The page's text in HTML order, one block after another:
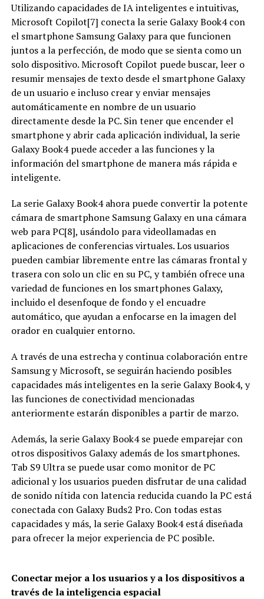
Utilizando capacidades de IA inteligentes e intuitivas,
Microsoft Copilot[7] conecta la serie Galaxy Book4 con
el smartphone Samsung Galaxy para que funcionen
juntos a la perfección, de modo que se sienta como un
solo dispositivo. Microsoft Copilot puede buscar, leer o
resumir mensajes de texto desde el smartphone Galaxy
de un usuario e incluso crear y enviar mensajes
automáticamente en nombre de un usuario
directamente desde la PC. Sin tener que encender el
smartphone y abrir cada aplicación individual, la serie
Galaxy Book4 puede acceder a las funciones y la
información del smartphone de manera más rápida e
inteligente.
La serie Galaxy Book4 ahora puede convertir la potente
cámara de smartphone Samsung Galaxy en una cámara
web para PC[8], usándolo para videollamadas en
aplicaciones de conferencias virtuales. Los usuarios
pueden cambiar libremente entre las cámaras frontal y
trasera con solo un clic en su PC, y también ofrece una
variedad de funciones en los smartphones Galaxy,
incluido el desenfoque de fondo y el encuadre
automático, que ayudan a enfocarse en la imagen del
orador en cualquier entorno.
A través de una estrecha y continua colaboración entre
Samsung y Microsoft, se seguirán haciendo posibles
capacidades más inteligentes en la serie Galaxy Book4, y
las funciones de conectividad mencionadas
anteriormente estarán disponibles a partir de marzo.
Además, la serie Galaxy Book4 se puede emparejar con
otros dispositivos Galaxy además de los smartphones.
Tab S9 Ultra se puede usar como monitor de PC
adicional y los usuarios pueden disfrutar de una calidad
de sonido nítida con latencia reducida cuando la PC está
conectada con Galaxy Buds2 Pro. Con todas estas
capacidades y más, la serie Galaxy Book4 está diseñada
para ofrecer la mejor experiencia de PC posible.
Conectar mejor a los usuarios y a los dispositivos a
través de la inteligencia espacial